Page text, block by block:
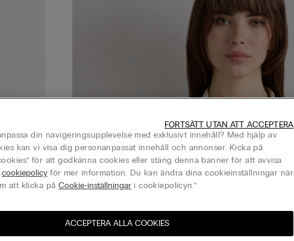
din navigeringsupplevelse med exklusivt innehåll? Med hjälp av
kan vi visa dig personanpassat innehåll och annonser. Kicka på
för att godkänna cookies eller stäng denna banner för att avvisa
cookiepolicyför mer information. Du kan ändra dina cookieinställningar när
att klicka på Cookie-inställningari cookiepolicyn.”
ACCEPTERA ALLA COOKIES
FORTSÄTT UTAN ATT ACCEPTERA